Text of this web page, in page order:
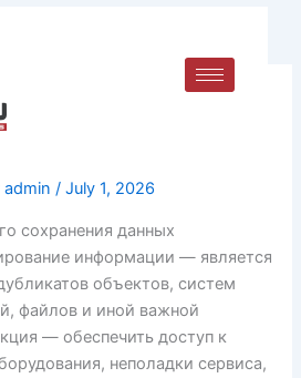
данных
admin/July 1, 2026
сохранения данных
информации — является
объектов, систем
файлов и иной важной
— обеспечить доступ к
неполадки сервиса,